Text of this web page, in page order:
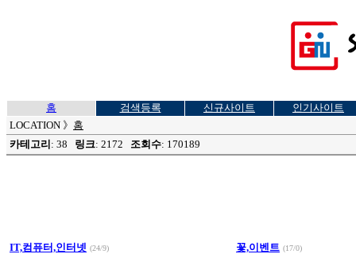
홈 검색등록 신규사이트
인기사이트
LOCATION 》 홈
카테고리 : 38 링크: 2172 조회수: 170189
IT,컴퓨터,인터넷 (24/9) 꽃,이벤트 (17/0)